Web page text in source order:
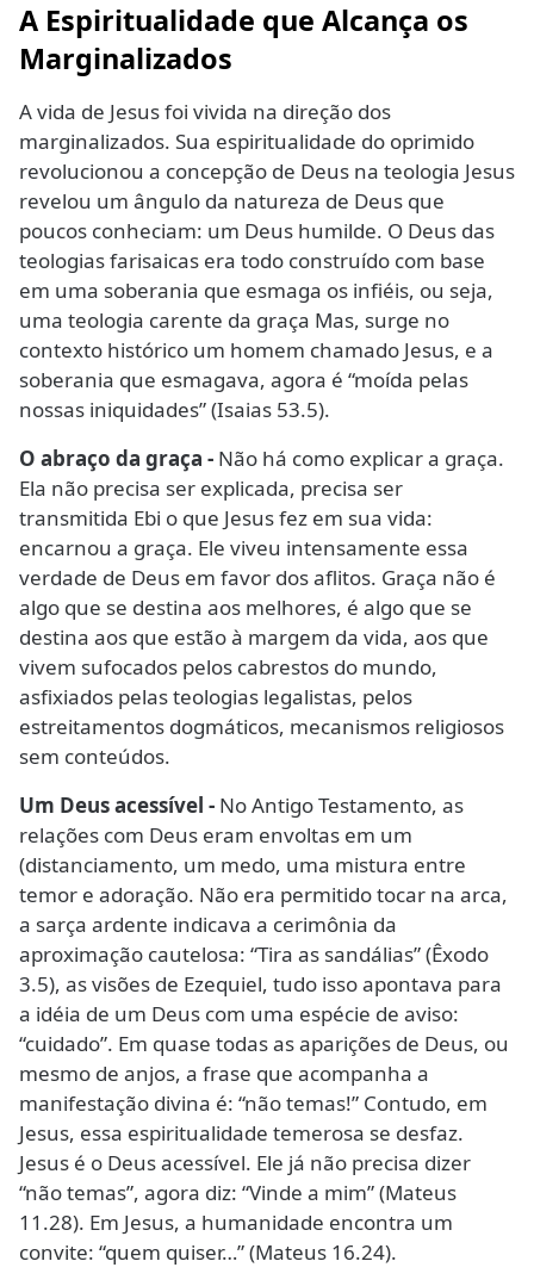
A Espiritualidade que Alcança os
Marginalizados
A vida de Jesus foi vivida na direção dos
marginalizados. Sua espiritualidade do oprimido
revolucionou a concepção de Deus na teologia Jesus
revelou um ângulo da natureza de Deus que
poucos conheciam: um Deus humilde. O Deus das
teologias farisaicas era todo construído com base
em uma soberania que esmaga os infiéis, ou seja,
uma teologia carente da graça Mas, surge no
contexto histórico um homem chamado Jesus, e a
soberania que esmagava, agora é “moída pelas
nossas iniquidades” (Isaias 53.5).
O abraço da graça - Não há como explicar a graça.
Ela não precisa ser explicada, precisa ser
transmitida Ebi o que Jesus fez em sua vida:
encarnou a graça. Ele viveu intensamente essa
verdade de Deus em favor dos aflitos. Graça não é
algo que se destina aos melhores, é algo que se
destina aos que estão à margem da vida, aos que
vivem sufocados pelos cabrestos do mundo,
asfixiados pelas teologias legalistas, pelos
estreitamentos dogmáticos, mecanismos religiosos
sem conteúdos.
Um Deus acessível - No Antigo Testamento, as
relações com Deus eram envoltas em um
(distanciamento, um medo, uma mistura entre
temor e adoração. Não era permitido tocar na arca,
a sarça ardente indicava a cerimônia da
aproximação cautelosa: “Tira as sandálias” (Êxodo
3.5), as visões de Ezequiel, tudo isso apontava para
a idéia de um Deus com uma espécie de aviso:
“cuidado”. Em quase todas as aparições de Deus, ou
mesmo de anjos, a frase que acompanha a
manifestação divina é: “não temas!” Contudo, em
Jesus, essa espiritualidade temerosa se desfaz.
Jesus é o Deus acessível. Ele já não precisa dizer
“não temas”, agora diz: “Vinde a mim” (Mateus
11.28). Em Jesus, a humanidade encontra um
convite: “quem quiser…” (Mateus 16.24).